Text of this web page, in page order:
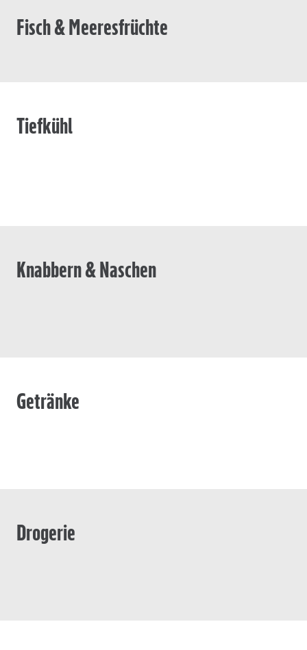
Fisch & Meeresfrüchte
Tiefkühl
Knabbern & Naschen
Getränke
Drogerie